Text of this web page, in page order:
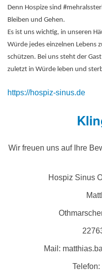
Denn Hospize sind
Bleiben und Gehen.
Es ist uns wichtig, in unseren
Würde jedes einzelnen Lebens
schützen. Bei uns steht der
zuletzt in Würde leben und
https://hospiz-sinus.de
Wir freuen uns auf Ihre
Hospiz Sinus
Mail: